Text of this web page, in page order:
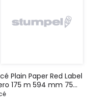
Plain Paper Red Label
175 m 594 mm 75